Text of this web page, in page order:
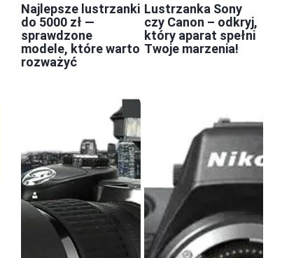
Najlepsze lustrzanki
do 5000 zł —
sprawdzone
modele, które warto
rozważyć
Lustrzanka Sony
czy Canon – odkryj,
który aparat spełni
Twoje marzenia!